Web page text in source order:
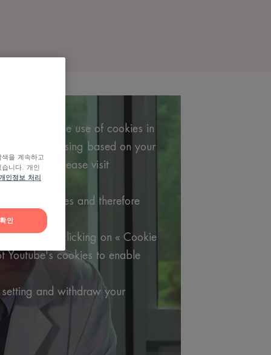
requires the use of cookies in
advertising based on your
please visit
policy.
cookies and therefore
choices by clicking on « Cookie
Youtube's cookies to enable
and withdraw your
을 계속하고
니다. 개인
인정보 처리
확인